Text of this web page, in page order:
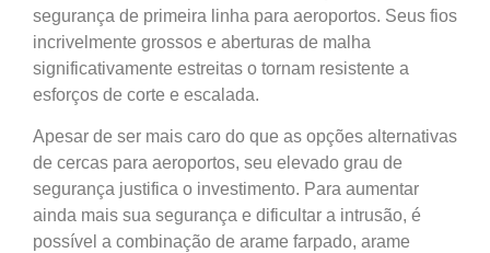
segurança de primeira linha para aeroportos. Seus fios
incrivelmente grossos e aberturas de malha
significativamente estreitas o tornam resistente a
esforços de corte e escalada.
Apesar de ser mais caro do que as opções alternativas
de cercas para aeroportos, seu elevado grau de
segurança justifica o investimento. Para aumentar
ainda mais sua segurança e dificultar a intrusão, é
possível a combinação de arame farpado, arame